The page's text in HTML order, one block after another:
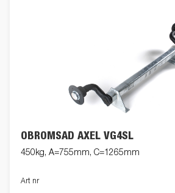
OBROMSAD AXEL VG4SL
450kg, A=755mm, C=1265mm
Art nr